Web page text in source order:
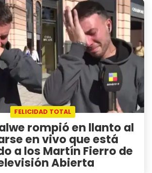
FELICIDAD TOTAL
rompió en llanto al
en vivo que está
a los Martín Fierro de
Abierta